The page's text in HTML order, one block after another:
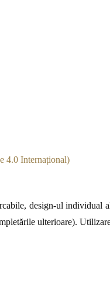
4.0 Internațional)
design-ul individual
ulterioare).